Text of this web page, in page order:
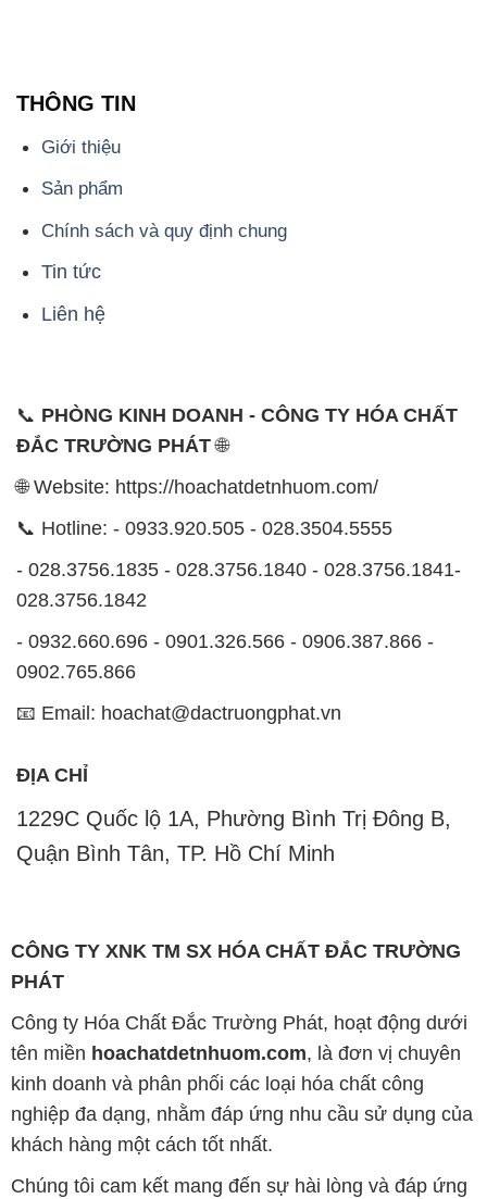
THÔNG TIN
Giới thiệu
Sản phẩm
Chính sách và quy định chung
Tin tức
Liên hệ
📞 PHÒNG KINH DOANH - CÔNG TY HÓA CHẤT
ĐẮC TRƯỜNG PHÁT🌐
🌐 Website: https://hoachatdetnhuom.com/
📞 Hotline: - 0933.920.505 - 028.3504.5555
- 028.3756.1835 - 028.3756.1840 - 028.3756.1841-
028.3756.1842
- 0932.660.696 - 0901.326.566 - 0906.387.866 -
0902.765.866
📧 Email: hoachat@dactruongphat.vn
ĐỊA CHỈ
1229C Quốc lộ 1A, Phường Bình Trị Đông B,
Quận Bình Tân, TP. Hồ Chí Minh
CÔNG TY XNK TM SX HÓA CHẤT ĐẮC TRƯỜNG
PHÁT
Công ty Hóa Chất Đắc Trường Phát, hoạt động dưới
tên miền hoachatdetnhuom.com, là đơn vị chuyên
kinh doanh và phân phối các loại hóa chất công
nghiệp đa dạng, nhằm đáp ứng nhu cầu sử dụng của
khách hàng một cách tốt nhất.
Chúng tôi cam kết mang đến sự hài lòng và đáp ứng